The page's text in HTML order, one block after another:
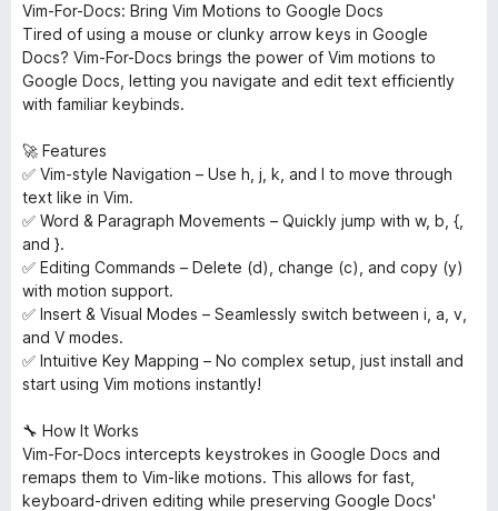
e
f
o
x
Vim-For-Docs: Bring Vim Motions to Google Docs
Tired of using a mouse or clunky arrow keys in Google
Docs? Vim-For-Docs brings the power of Vim motions to
Google Docs, letting you navigate and edit text efficiently
with familiar keybinds.
🚀 Features
✅ Vim-style Navigation – Use h, j, k, and l to move through
text like in Vim.
✅ Word & Paragraph Movements – Quickly jump with w, b, {,
and }.
✅ Editing Commands – Delete (d), change (c), and copy (y)
with motion support.
✅ Insert & Visual Modes – Seamlessly switch between i, a, v,
and V modes.
✅ Intuitive Key Mapping – No complex setup, just install and
start using Vim motions instantly!
🔧 How It Works
Vim-For-Docs intercepts keystrokes in Google Docs and
remaps them to Vim-like motions. This allows for fast,
keyboard-driven editing while preserving Google Docs'